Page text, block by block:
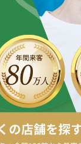
国125院）
約する
AREA
から、
院を。